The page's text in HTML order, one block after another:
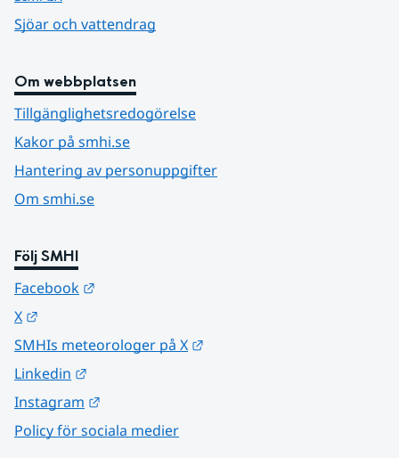
Sjöar och vattendrag
Om webbplatsen
Tillgänglighetsredogörelse
Kakor på smhi.se
Hantering av personuppgifter
Om smhi.se
Följ SMHI
Facebook
X
SMHIs meteorologer på X
Linkedin
Instagram
Policy för sociala medier